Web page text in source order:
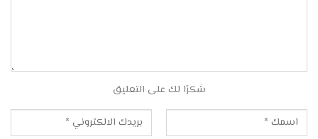
شكرًا لك على التعليق